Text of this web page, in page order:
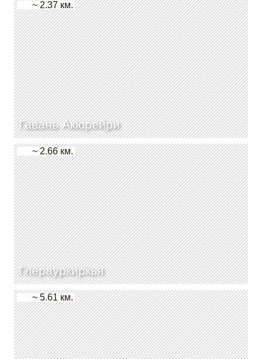
Гавань Акюрейри
~ 2.37 км.
Глерауркиркья
~ 2.66 км.
~ 5.61 км.